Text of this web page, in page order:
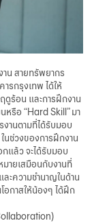
าน สายทรัพยากร
รกรุงเทพ ได้ให้
ดูร้อน และการฝึกงาน
หรือ “Hard Skill” มา
งานตามที่ได้รับมอบ
นช่วงของการฝึกงาน
แล้ว จะได้รับมอบ
มายเสมือนกับงานที่
ะความชำนาญในด้าน
อกาสให้น้องๆ ได้ฝึก